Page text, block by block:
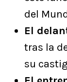
del
El
tras la
su